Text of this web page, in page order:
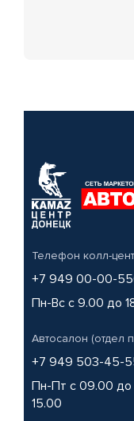
Телефон колл-
+7 949 00-00-
Пн-Вс с 9.00 до
Автосалон (отдел
+7 949 503-45-
Пн-Пт с 09.00 до
15.00